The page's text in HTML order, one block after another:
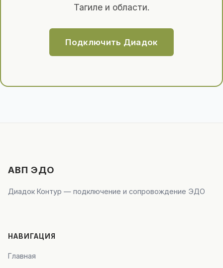
Тагиле и области.
Подключить Диадок
АВП ЭДО
Диадок Контур — подключение и сопровождение ЭДО
НАВИГАЦИЯ
Главная